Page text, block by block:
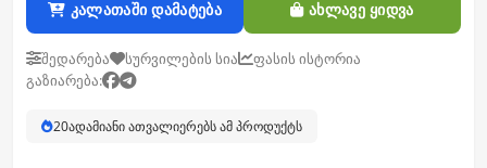
კალათაში დამატება ახლავე ყიდვა
შედარება სურვილების სია
ფასის ისტორია
გაზიარება:
20ადამიანი ათვალიერებს ამ პროდუქტს